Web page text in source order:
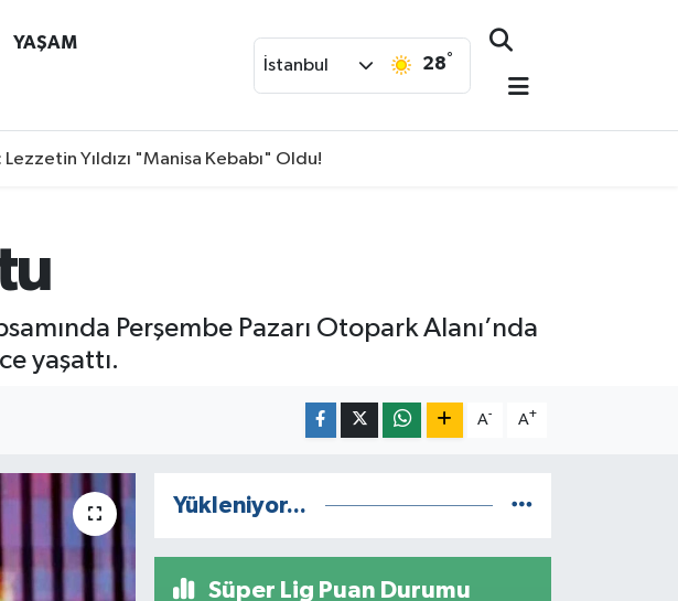
YAŞAM
İstanbul 28°
Yıldızı "Manisa Kebabı" Oldu!
Perşembe Pazarı Otopark Alanı’nda
yaşattı.
A- A+
Yükleniyor...
Süper Lig Puan Durumu